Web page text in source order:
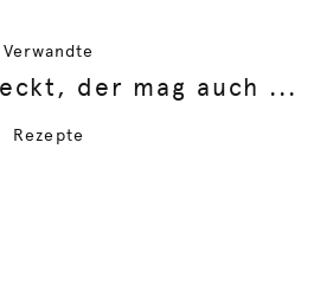
Verwandte
der mag auch ...
Rezepte